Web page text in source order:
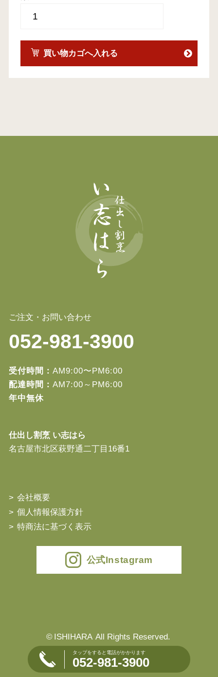
買い物カゴへ入れる
タップをすると電話がかかります
052-981-3900
ご注文・お問い合わせ
052-981-3900
受付時間： AM9:00〜PM6:00
配達時間： AM7:00～PM6:00
年中無休
仕出し割烹 い志はら
名古屋市北区萩野通二丁目16番1
会社概要
個人情報保護方針
特商法に基づく表示
公式Instagram
© ISHIHARA All Rights Reserved.